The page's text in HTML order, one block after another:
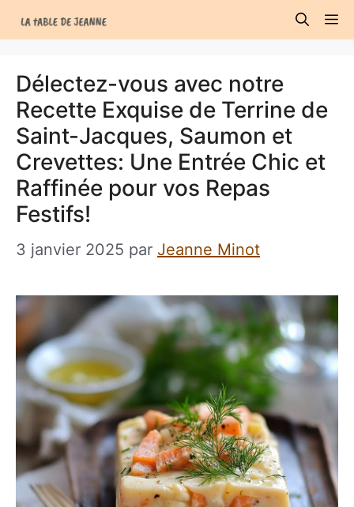
au
Délectez-vous avec notre
Recette Exquise de Terrine de
Saint-Jacques, Saumon et
Crevettes: Une Entrée Chic et
Raffinée pour vos Repas
Festifs!
3 janvier 2025 par Jeanne Minot